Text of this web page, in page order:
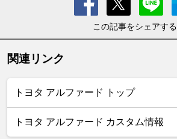
この記事をシェアする
関連リンク
トヨタ アルファード トップ
トヨタ アルファード カスタム情報